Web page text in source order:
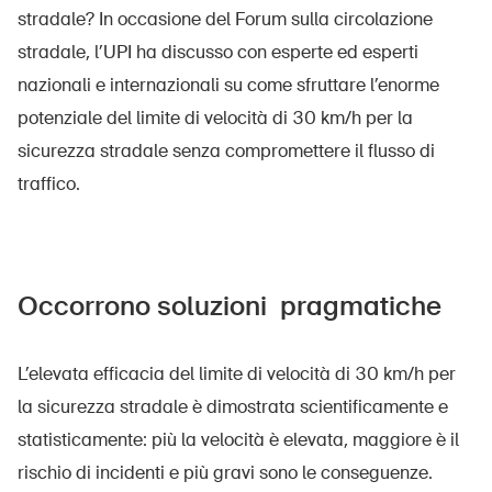
stradale? In occasione del Forum sulla circolazione
stradale, l’UPI ha discusso con esperte ed esperti
nazionali e internazionali su come sfruttare l’enorme
potenziale del limite di velocità di 30 km/h per la
sicurezza stradale senza compromettere il flusso di
traffico.
Occorrono soluzioni pragmatiche
L’elevata efficacia del limite di velocità di 30 km/h per
la sicurezza stradale è dimostrata scientificamente e
statisticamente: più la velocità è elevata, maggiore è il
rischio di incidenti e più gravi sono le conseguenze.